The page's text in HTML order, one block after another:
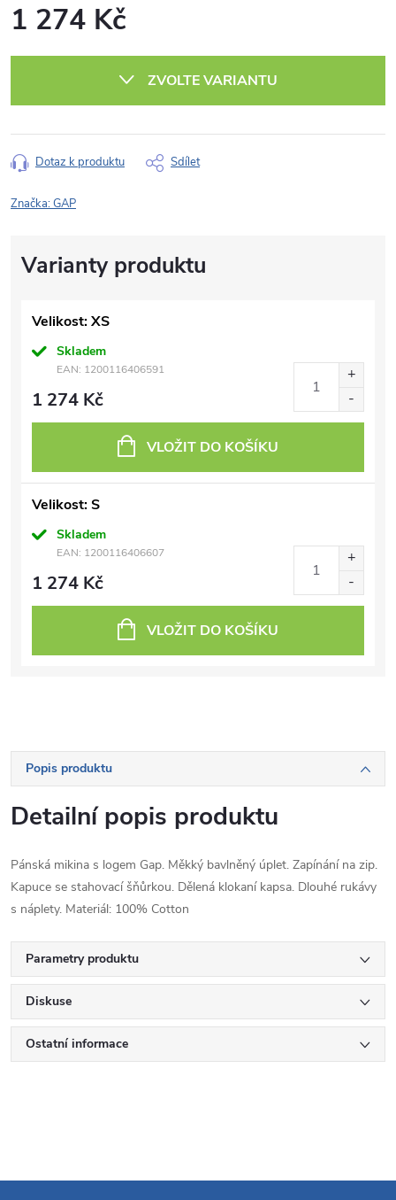
1 274 Kč
ZVOLTE VARIANTU
Dotaz k produktu Sdílet
Značka:GAP
Velikost: XS
Skladem
EAN: 1200116406591
1 274 Kč
VLOŽIT DO KOŠÍKU
Velikost: S
Skladem
EAN: 1200116406607
1 274 Kč
VLOŽIT DO KOŠÍKU
Popis produktu
Detailní popis produktu
Pánská mikina s logem Gap. Měkký bavlněný úplet. Zapínání na zip.
Kapuce se stahovací šňůrkou. Dělená klokaní kapsa. Dlouhé rukávy
s náplety. Materiál: 100% Cotton
Parametry produktu
Diskuse
Ostatní informace